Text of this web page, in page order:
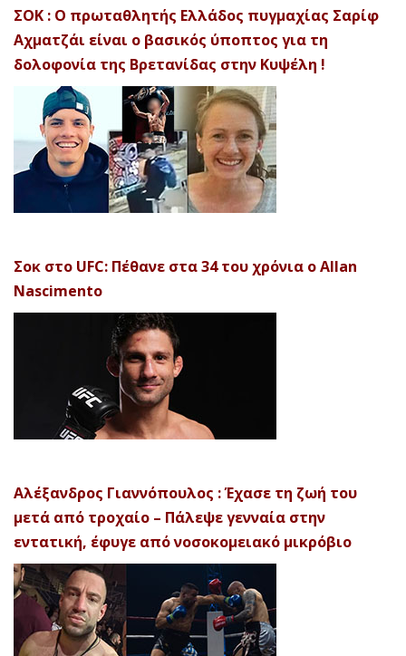
ΣΟΚ : Ο πρωταθλητής Ελλάδος πυγμαχίας Σαρίφ
Αχματζάι είναι ο βασικός ύποπτος για τη
δολοφονία της Βρετανίδας στην Κυψέλη !
Σοκ στο UFC: Πέθανε στα 34 του χρόνια ο Allan
Nascimento
Αλέξανδρος Γιαννόπουλος : Έχασε τη ζωή του
μετά από τροχαίο – Πάλεψε γενναία στην
εντατική, έφυγε από νοσοκομειακό μικρόβιο